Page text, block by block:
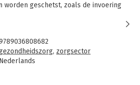
worden geschetst, zoals de invoering
en Participatiewet. In de loop
en marktwerking in de zorg komen
Ook wordt verhelderd in
, zorgsector
Nederlands